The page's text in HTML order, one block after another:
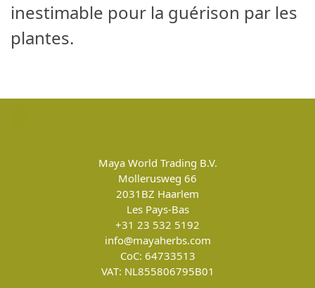
inestimable pour la guérison par les
plantes.
Maya World Trading B.V.
Mollerusweg 66
2031BZ Haarlem
Les Pays-Bas
+31 23 532 5192
info@mayaherbs.com
CoC: 64733513
VAT: NL855806795B01